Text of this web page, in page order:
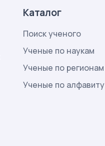
Каталог
Поиск ученого
Ученые по наукам
Ученые по регионам
Ученые по алфавиту